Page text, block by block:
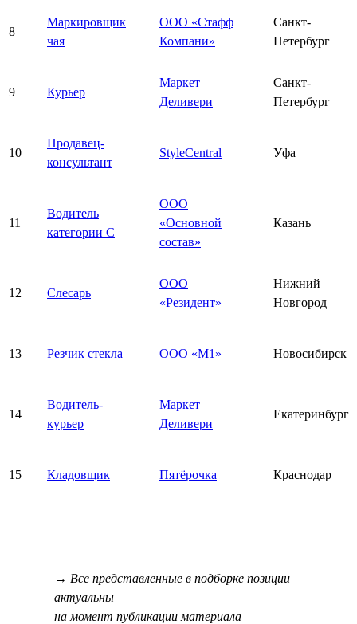
8
Маркировщик
чая
ООО «Стафф
Компани»
Санкт-
Петербург
9 Курьер
Маркет
Деливери
Санкт-
Петербург
10
Продавец-
консультант
StyleCentral Уфа
11
Водитель
категории С
ООО
«Основной
состав»
Казань
12 Слесарь
ООО
«Резидент»
Нижний
Новгород
13 Резчик стекла ООО «М1» Новосибирск
14
Водитель-
курьер
Маркет
Деливери
Екатеринбург
15 Кладовщик Пятёрочка Краснодар
→ Все представленные в подборке позиции
актуальны
на момент публикации материала